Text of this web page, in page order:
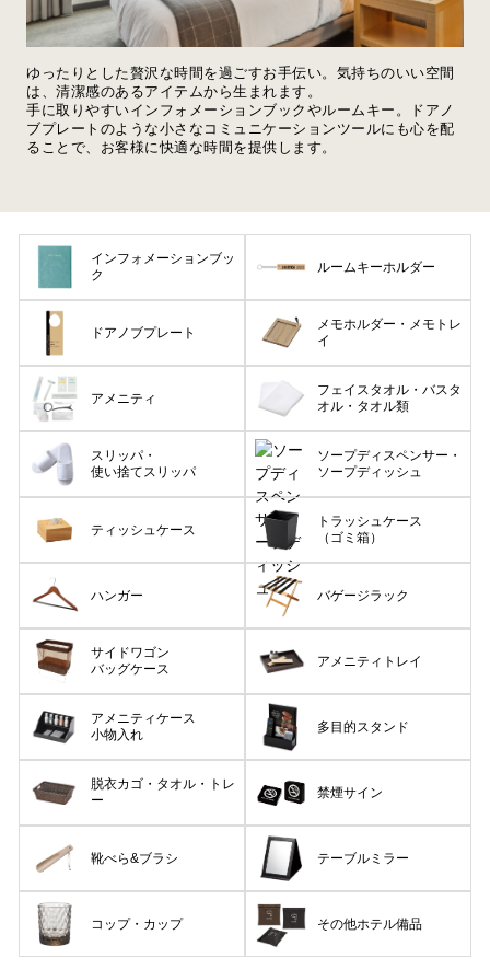
ゆったりとした贅沢な時間を過ごすお手伝い。気持ちのいい空間
は、清潔感のあるアイテムから生まれます。
手に取りやすいインフォメーションブックやルームキー。ドアノ
ブプレートのような小さなコミュニケーションツールにも心を配
ることで、お客様に快適な時間を提供します。
インフォメーションブッ
ク
ルームキーホルダー
ドアノブプレート
メモホルダー・メモトレ
イ
アメニティ
フェイスタオル・バスタ
オル・タオル類
スリッパ・
使い捨てスリッパ
ソープディスペンサー・
ソープディッシュ
ティッシュケース
トラッシュケース
（ゴミ箱）
ハンガー バゲージラック
サイドワゴン
バッグケース
アメニティトレイ
アメニティケース
小物入れ
多目的スタンド
脱衣カゴ・タオル・トレ
ー
禁煙サイン
靴べら&ブラシ テーブルミラー
コップ・カップ その他ホテル備品